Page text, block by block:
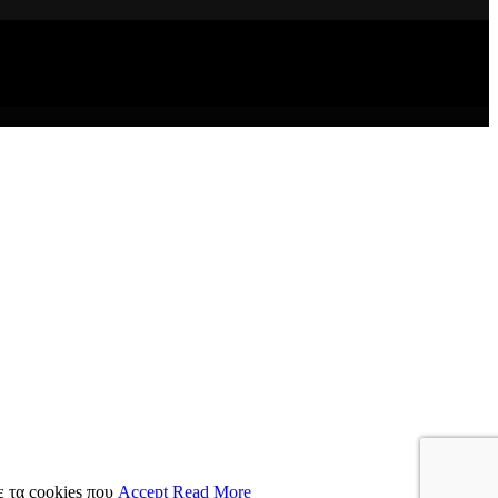
τα cookies που Accept Read More